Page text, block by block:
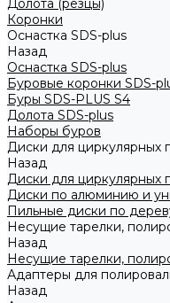
Долота (резцы)
Коронки
Оснастка SDS-plus
Назад
Оснастка SDS-plus
Буровые коронки SDS-
Буры SDS-PLUS S4
Долота SDS-plus
Наборы буров
Диски для циркулярных
Назад
Диски для циркулярных
Диски по алюминию и
Пильные диски по
Несущие тарелки,
Назад
Несущие тарелки,
Адаптеры для
Назад